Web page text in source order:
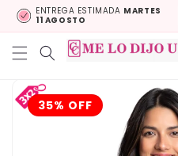
Skip to
content
ENTREGA ESTIMADA MARTES
11 AGOSTO
Skip to
product
information
35% OFF